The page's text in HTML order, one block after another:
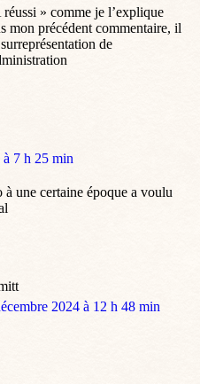
réussi » comme je l’explique
mon précédent commentaire, il
de
à 7 h 25 min
une certaine époque a voulu
2024 à 12 h 48 min